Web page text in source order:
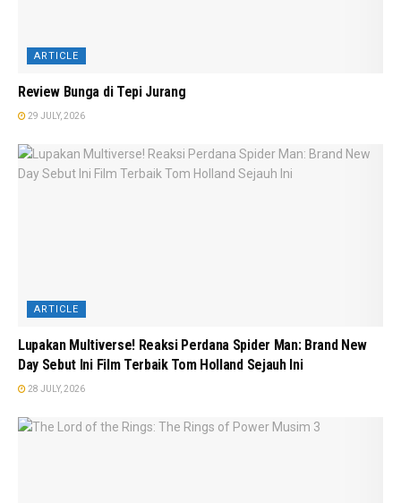
ARTICLE
Review Bunga di Tepi Jurang
29 JULY, 2026
ARTICLE
Lupakan Multiverse! Reaksi Perdana Spider Man: Brand New
Day Sebut Ini Film Terbaik Tom Holland Sejauh Ini
28 JULY, 2026